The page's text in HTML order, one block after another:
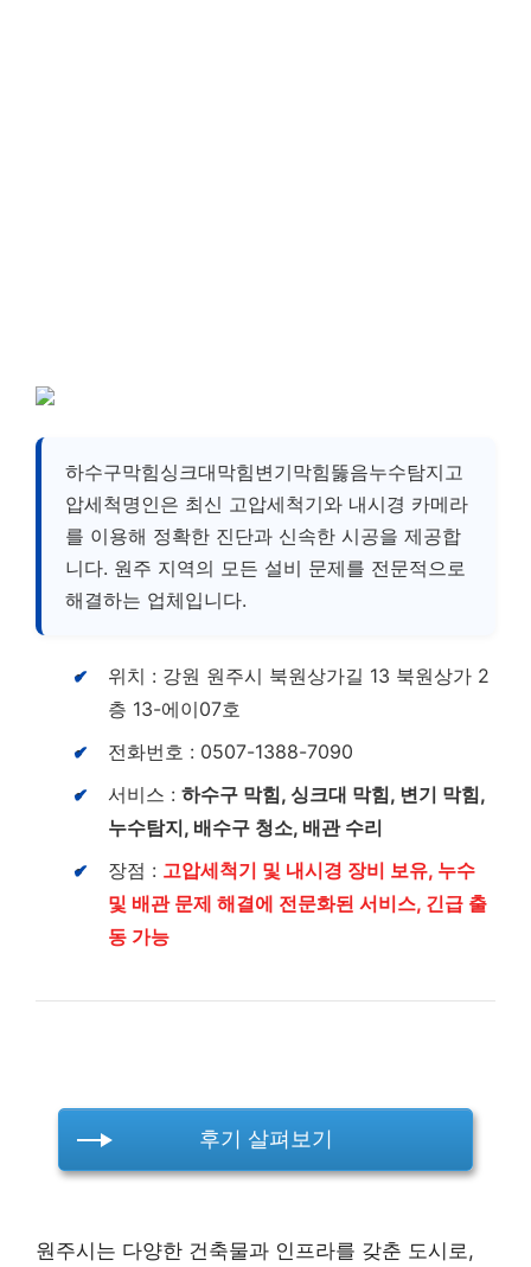
하수구막힘싱크대막힘변기막힘뚫음누수탐지고
압세척명인은 최신 고압세척기와 내시경 카메라
를 이용해 정확한 진단과 신속한 시공을 제공합
니다. 원주 지역의 모든 설비 문제를 전문적으로
해결하는 업체입니다.
위치 : 강원 원주시 북원상가길 13 북원상가 2
층 13-에이07호
전화번호 : 0507-1388-7090
서비스 : 하수구 막힘, 싱크대 막힘, 변기 막힘,
누수탐지, 배수구 청소, 배관 수리
장점 : 고압세척기 및 내시경 장비 보유, 누수
및 배관 문제 해결에 전문화된 서비스, 긴급 출
동 가능
후기 살펴보기
원주시는 다양한 건축물과 인프라를 갖춘 도시로,